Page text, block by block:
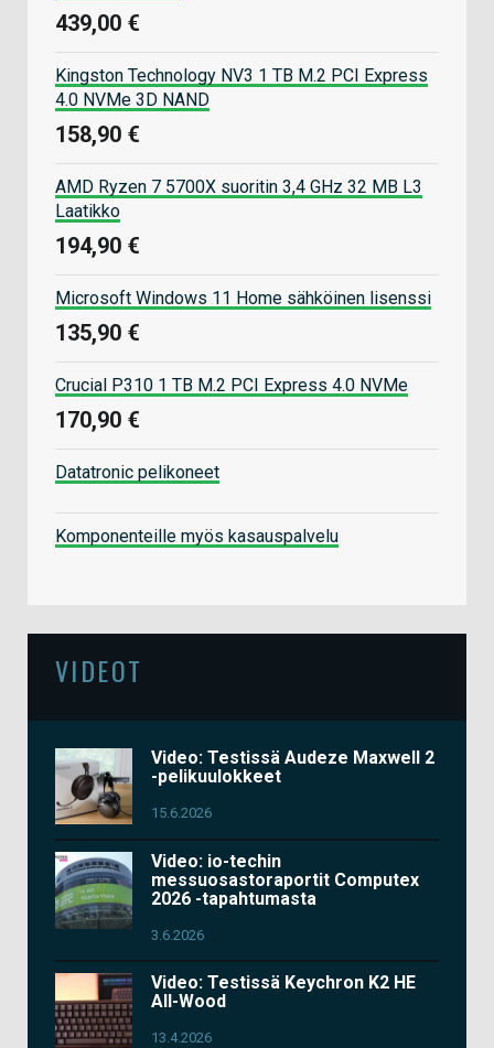
439,00 €
Kingston Technology NV3 1 TB M.2 PCI Express
4.0 NVMe 3D NAND
158,90 €
AMD Ryzen 7 5700X suoritin 3,4 GHz 32 MB L3
Laatikko
194,90 €
Microsoft Windows 11 Home sähköinen lisenssi
135,90 €
Crucial P310 1 TB M.2 PCI Express 4.0 NVMe
170,90 €
Datatronic pelikoneet
Komponenteille myös kasauspalvelu
VIDEOT
Video: Testissä Audeze Maxwell 2
-pelikuulokkeet
15.6.2026
Video: io-techin
messuosastoraportit Computex
2026 -tapahtumasta
3.6.2026
Video: Testissä Keychron K2 HE
All-Wood
13.4.2026